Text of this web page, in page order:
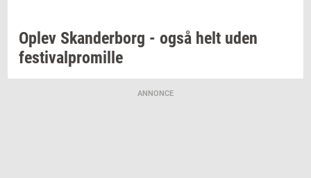
Oplev Skan­der­borg - også helt uden
festi­val­pro­mil­le
ANNONCE